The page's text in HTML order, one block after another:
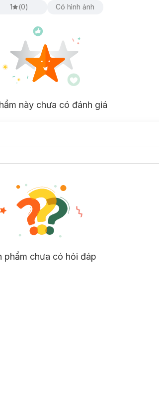
1
(0) Có hình ảnh
này chưa có đánh giá
phẩm chưa có hỏi đáp